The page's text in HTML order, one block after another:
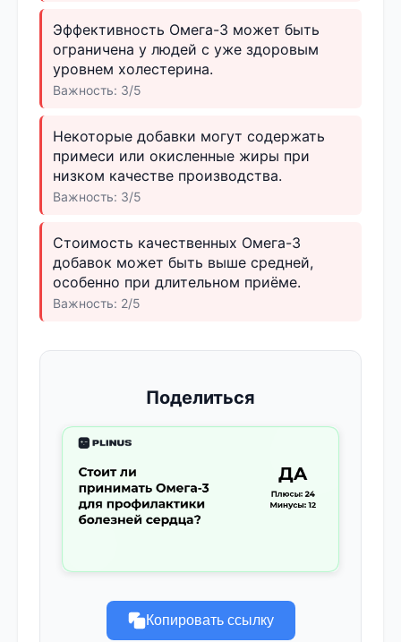
Эффективность Омега-3 может быть
ограничена у людей с уже здоровым
уровнем холестерина.
Важность: 3/5
Некоторые добавки могут содержать
примеси или окисленные жиры при
низком качестве производства.
Важность: 3/5
Стоимость качественных Омега-3
добавок может быть выше средней,
особенно при длительном приёме.
Важность: 2/5
Поделиться
Копировать ссылку